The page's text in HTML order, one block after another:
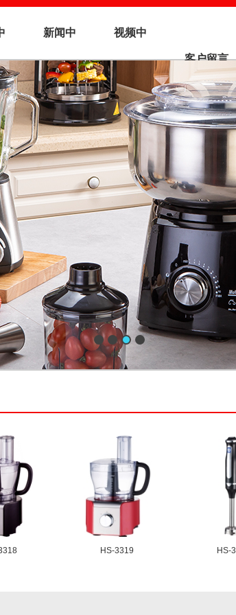
新闻中
心
视频中
心
客户留言
HS-3319 HS-3331